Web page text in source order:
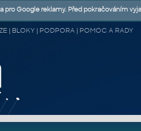
| BLOKY | PODPORA | POMOC A RADY
Google reklamy. Před pokračováním